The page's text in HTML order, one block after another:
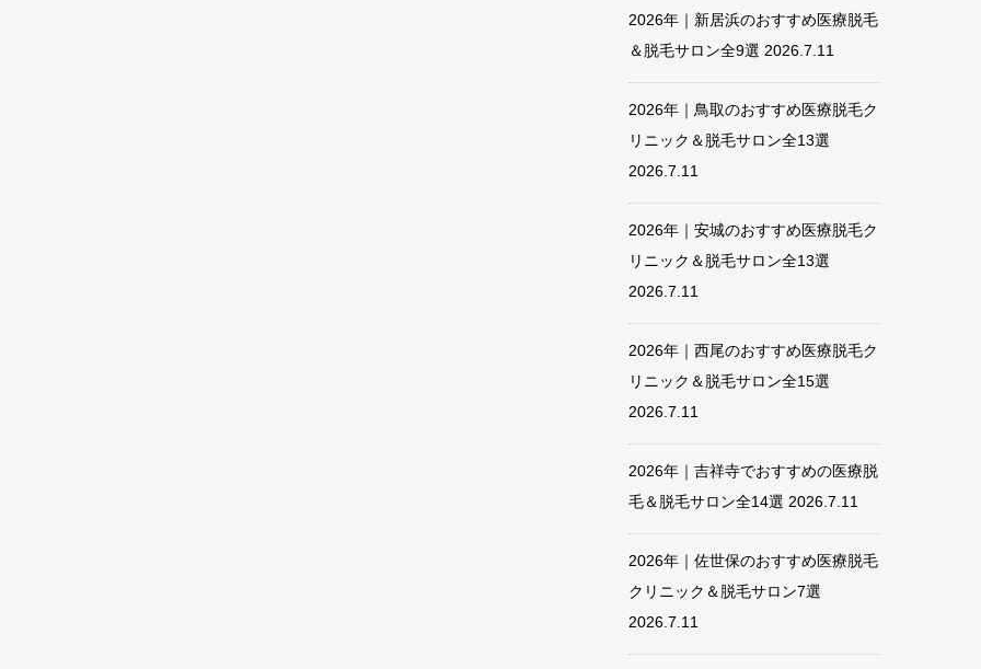
2026年｜新居浜のおすすめ医療脱毛
＆脱毛サロン全9選 2026.7.11
2026年｜鳥取のおすすめ医療脱毛ク
リニック＆脱毛サロン全13選
2026.7.11
2026年｜安城のおすすめ医療脱毛ク
リニック＆脱毛サロン全13選
2026.7.11
2026年｜西尾のおすすめ医療脱毛ク
リニック＆脱毛サロン全15選
2026.7.11
2026年｜吉祥寺でおすすめの医療脱
毛＆脱毛サロン全14選 2026.7.11
2026年｜佐世保のおすすめ医療脱毛
クリニック＆脱毛サロン7選
2026.7.11